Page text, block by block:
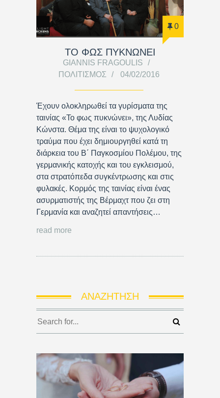
0
ΤΟ ΦΩΣ ΠΥΚΝΩΝΕΙ
GIANNIS FRAGOULIS
ΠΟΛΙΤΙΣΜΌΣ
04/02/2016
Έχουν ολοκληρωθεί τα γυρίσματα της
ταινίας «Το φως πυκνώνει», της Λυδίας
Κώνστα. Θέμα της είναι το ψυχολογικό
τραύμα που έχει δημιουργηθεί κατά τη
διάρκεια του Β΄ Παγκοσμίου Πολέμου, της
γερμανικής κατοχής και του εγκλεισμού,
στα στρατόπεδα συγκέντρωσης και στις
φυλακές. Κορμός της ταινίας είναι ένας
ασυρματιστής της Βέρμαχτ που ζει στη
Γερμανία και αναζητεί απαντήσεις…
read more
ΑΝΑΖΉΤΗΣΗ